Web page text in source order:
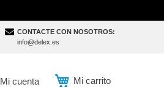
CONTACTE CON NOSOTROS:
info@delex.es
Mi carrito
Mi cuenta